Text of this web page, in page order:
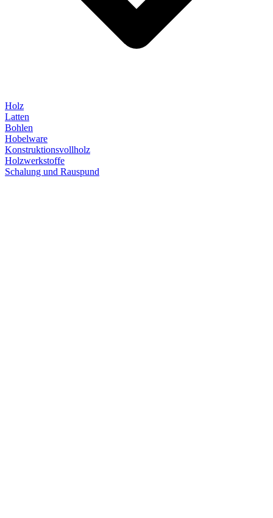
Holz
Latten
Bohlen
Hobelware
Konstruktionsvollholz
Holzwerkstoffe
Schalung und Rauspund